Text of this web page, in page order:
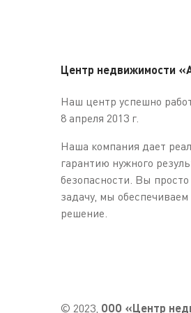
Центр недвижимости
Наш центр успешно
8 апреля 2013 г.
Наша компания дает
гарантию нужного
безопасности. Вы просто
задачу, мы обеспечиваем
решение.
© 2023, ООО «Центр